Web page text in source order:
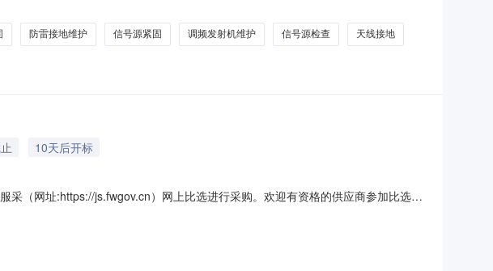
固、避雷检查、连接头紧固、防腐防锈；8工多工器频率响应、隔离度、插损测
防雷接地维护 信号源紧固 调频发射机维护 信号源检查 天线接地
10天后开标
（网址:https://js.fwgov.cn）网上比选进行采购。欢迎有资格的供应商参加比选。
信息技术服务/运行维护服务/基础环境运维服务（八）所